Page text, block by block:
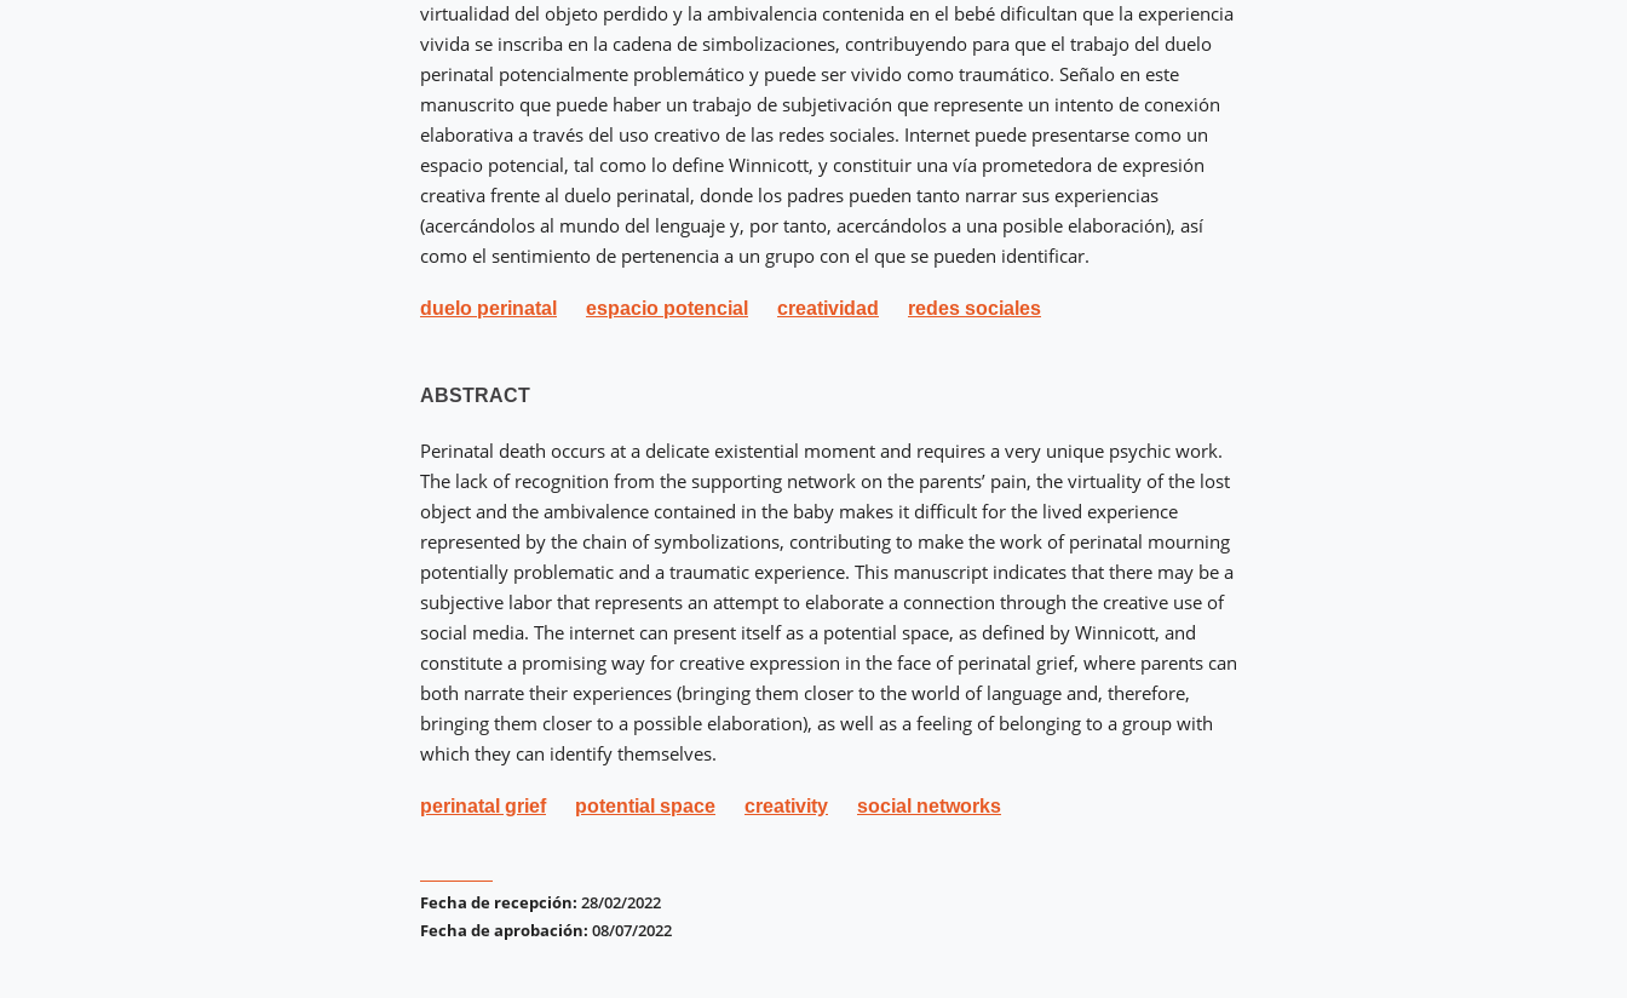
virtualidad del objeto perdido y la ambivalencia contenida en el bebé dificultan que la experiencia
vivida se inscriba en la cadena de simbolizaciones, contribuyendo para que el trabajo del duelo
perinatal potencialmente problemático y puede ser vivido como traumático. Señalo en este
manuscrito que puede haber un trabajo de subjetivación que represente un intento de conexión
elaborativa a través del uso creativo de las redes sociales. Internet puede presentarse como un
espacio potencial, tal como lo define Winnicott, y constituir una vía prometedora de expresión
creativa frente al duelo perinatal, donde los padres pueden tanto narrar sus experiencias
(acercándolos al mundo del lenguaje y, por tanto, acercándolos a una posible elaboración), así
como el sentimiento de pertenencia a un grupo con el que se pueden identificar.
duelo perinatal espacio potencial creatividad redes sociales
ABSTRACT
Perinatal death occurs at a delicate existential moment and requires a very unique psychic work.
The lack of recognition from the supporting network on the parents’ pain, the virtuality of the lost
object and the ambivalence contained in the baby makes it difficult for the lived experience
represented by the chain of symbolizations, contributing to make the work of perinatal mourning
potentially problematic and a traumatic experience. This manuscript indicates that there may be a
subjective labor that represents an attempt to elaborate a connection through the creative use of
social media. The internet can present itself as a potential space, as defined by Winnicott, and
constitute a promising way for creative expression in the face of perinatal grief, where parents can
both narrate their experiences (bringing them closer to the world of language and, therefore,
bringing them closer to a possible elaboration), as well as a feeling of belonging to a group with
which they can identify themselves.
perinatal grief potential space creativity social networks
Fecha de recepción: 28/02/2022
Fecha de aprobación: 08/07/2022